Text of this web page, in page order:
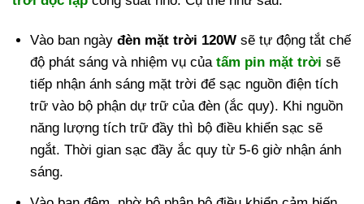
Vào ban ngàyđèn mặt trời 120W sẽ tự động tắt chế
độ phát sáng và nhiệm vụ củatấm pin mặt trời sẽ
tiếp nhận ánh sáng mặt trời để sạc nguồn điện tích
trữ vào bộ phận dự trữ của đèn (ắc quy). Khi nguồn
năng lượng tích trữ đầy thì bộ điều khiển sạc sẽ
ngắt. Thời gian sạc đầy ắc quy từ 5-6 giờ nhận ánh
sáng.